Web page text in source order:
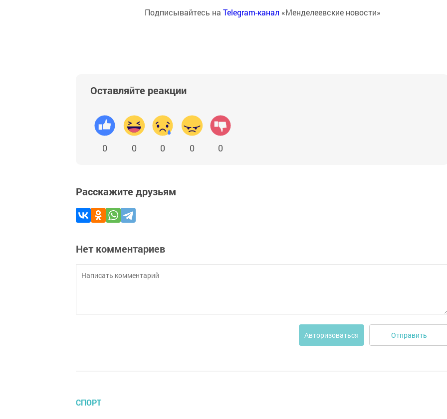
Подписывайтесь на Telegram-канал «Менделеевские новости»
Оставляйте реакции
0 0 0 0 0
Расскажите друзьям
Нет комментариев
Авторизоваться Отправить
СПОРТ